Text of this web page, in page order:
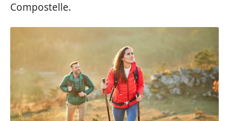
Compostelle.